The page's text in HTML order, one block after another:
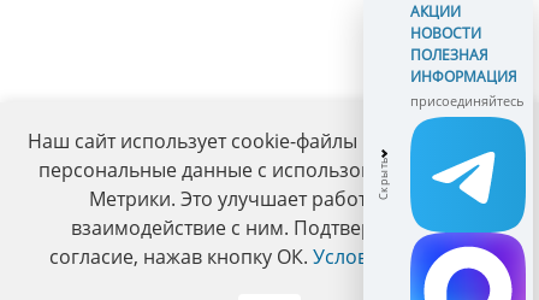
Наш сайт использует cookie-файлы и обрабатывает
персональные данные с использованием Яндекс
Метрики. Это улучшает работу сайта и
взаимодействие с ним. Подтвердите ваше
согласие, нажав кнопку ОК. Условия политики.
АКЦИИ
НОВОСТИ
ПОЛЕЗНАЯ
ИНФОРМАЦИЯ
присоединяйтесь